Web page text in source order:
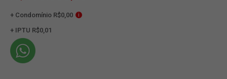
+ Condomínio R$0,00 i
+ IPTU R$0,01